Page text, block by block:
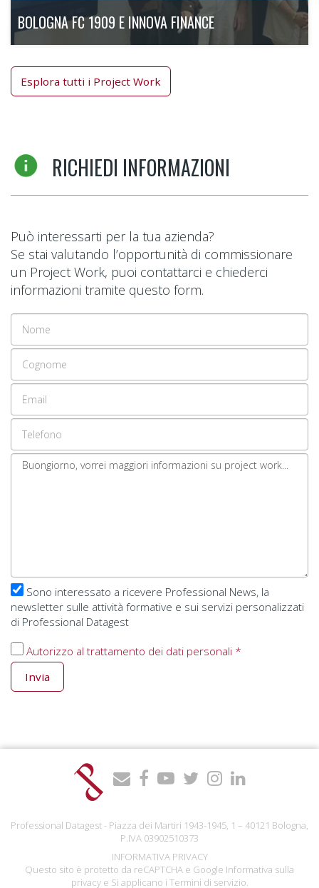
BOLOGNA FC 1909 E INNOVA FINANCE
Executive Master Gestione e Sviluppo Risorse Umane - 18°
Ed.
Scopri di più
Esplora tutti i Project Work
RICHIEDI INFORMAZIONI
Può interessarti per la tua azienda?
Se stai valutando l’opportunità di commissionare
un Project Work, puoi contattarci e chiederci
informazioni tramite questo form.
Nome
Cognome
Email
address
Telefono
Il
Sono interessato a ricevere Professional News, la
newsletter sulle attività formative e sui servizi personalizzati
di Professional Datagest
Autorizzo al trattamento dei dati personali *
Invia
Professional Datagest - Piazza dei Martiri 1943-1945, 1 – 40121 Bologna,
P.IVA 03902510373
INFORMATIVA PRIVACY
Questo sito è protetto da reCAPTCHA e Google Informativa sulla
privacye Si applicano i Termini di servizio.